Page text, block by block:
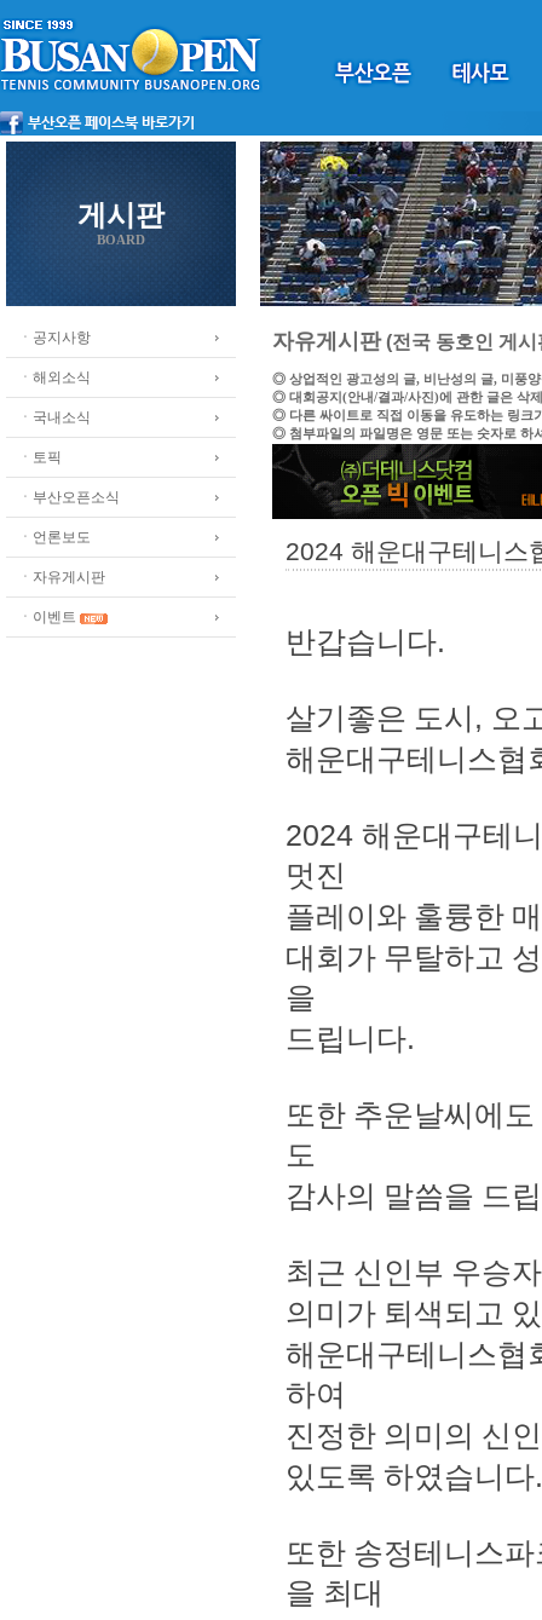
게시판
BOARD
ㆍ공지사항
ㆍ해외소식
ㆍ국내소식
ㆍ토픽
ㆍ부산오픈소식
ㆍ언론보도
ㆍ자유게시판
ㆍ이벤트
자유게시판(전국 동호인 게시
◎ 상업적인 광고성의 글, 비난성의 글, 미풍
◎ 대회공지(안내/결과/사진)에 관한 글은 삭
◎ 다른 싸이트로 직접 이동을 유도하는 링크
◎ 첨부파일의 파일명은 영문 또는 숫자로 하
2024 해운대구테니스
반갑습니다.
살기좋은 도시 , 오
해운대구테니스협
2024 해운대구테
멋진
플레이와 훌륭한
대회가 무탈하고
을
드립니다.
또한 추운날씨에
도
감사의 말씀을 드
최근 신인부 우승
의미가 퇴색되고
해운대구테니스협
하여
진정한 의미의 신
있도록 하였습니다.
또한 송정테니스
을 최대